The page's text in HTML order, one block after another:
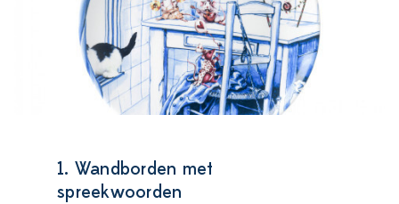
1. Wandborden met
spreekwoorden